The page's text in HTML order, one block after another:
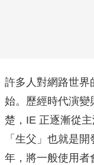
許多人對網路世界
始。歷經時代演變
楚，IE 正逐漸從
「生父」也就是
年，將一般使用者